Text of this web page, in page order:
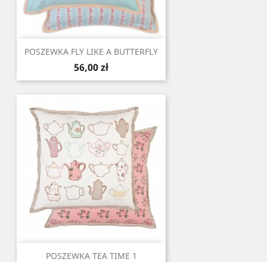
POSZEWKA FLY LIKE A BUTTERFLY
Cena
56,00 zł
POSZEWKA TEA TIME 1